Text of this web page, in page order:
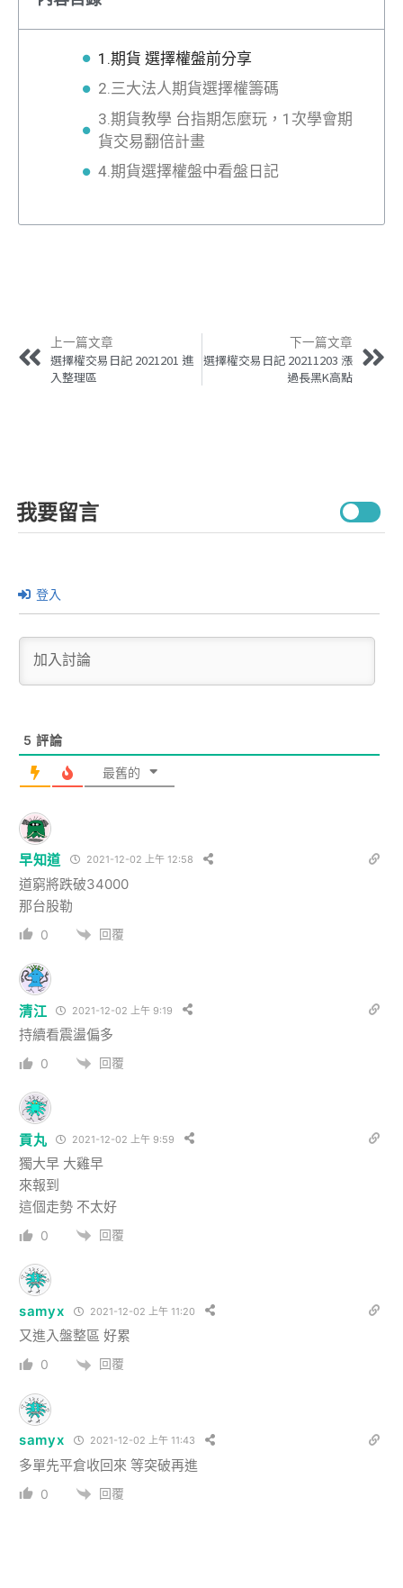
1.期貨 選擇權盤前分享
2.三大法人期貨選擇權籌碼
3.期貨教學 台指期怎麼玩，1次學會期
貨交易翻倍計畫
4.期貨選擇權盤中看盤日記
上一篇文章
選擇權交易日記 2021201 進
入整理區
下一篇文章
選擇權交易日記 20211203 漲
過長黑K高點
我要留言
登入
5 評論
最舊的
早知道 2021-12-02 上午 12:58
道窮將跌破34000
那台股勒
0 回覆
清江 2021-12-02 上午 9:19
持續看震盪偏多
0 回覆
貢丸 2021-12-02 上午 9:59
獨大早 大雞早
來報到
這個走勢 不太好
0 回覆
samyx 2021-12-02 上午 11:20
又進入盤整區 好累
0 回覆
samyx 2021-12-02 上午 11:43
多單先平倉收回來 等突破再進
0 回覆